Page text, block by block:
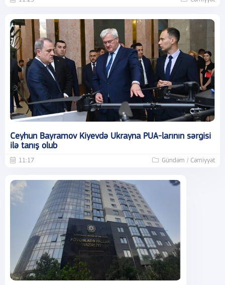
Ceyhun Bayramov Kiyevdə Ukrayna PUA-larının sərgisi
ilə tanış olub
11:17 Gündəm / Cəmiyyət